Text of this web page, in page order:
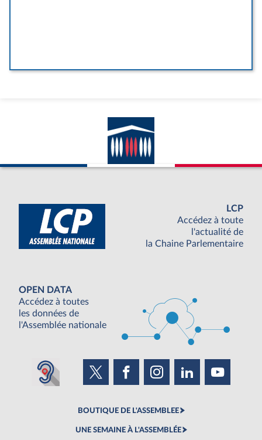
LCP
Accédez à toute
l'actualité de
la Chaine Parlementaire
OPEN DATA
Accédez à toutes
les données de
l'Assemblée nationale
BOUTIQUE DE L'ASSEMBLEE
UNE SEMAINE À L'ASSEMBLÉE